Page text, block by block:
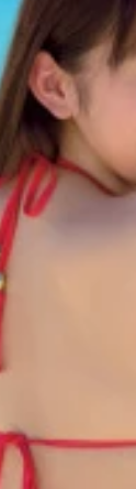
民的アイドルグ